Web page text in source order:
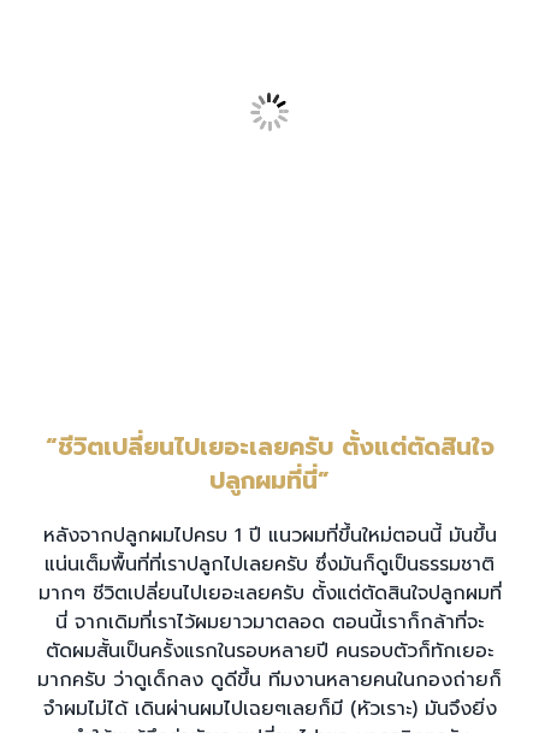
“ชีวิตเปลี่ยนไปเยอะเลยครับ ตั้งแต่ตัดสินใจ
ปลูกผมที่นี่”
หลังจากปลูกผมไปครบ 1 ปี แนวผมที่ขึ้นใหม่ตอนนี้ มันขึ้น
แน่นเต็มพื้นที่ที่เราปลูกไปเลยครับ ซึ่งมันก็ดูเป็นธรรมชาติ
มากๆ ชีวิตเปลี่ยนไปเยอะเลยครับ ตั้งแต่ตัดสินใจปลูกผมที่
นี่ จากเดิมที่เราไว้ผมยาวมาตลอด ตอนนี้เราก็กล้าที่จะ
ตัดผมสั้นเป็นครั้งแรกในรอบหลายปี คนรอบตัวก็ทักเยอะ
มากครับ ว่าดูเด็กลง ดูดีขึ้น ทีมงานหลายคนในกองถ่ายก็
จำผมไม่ได้ เดินผ่านผมไปเฉยๆเลยก็มี (หัวเราะ) มันจึงยิ่ง